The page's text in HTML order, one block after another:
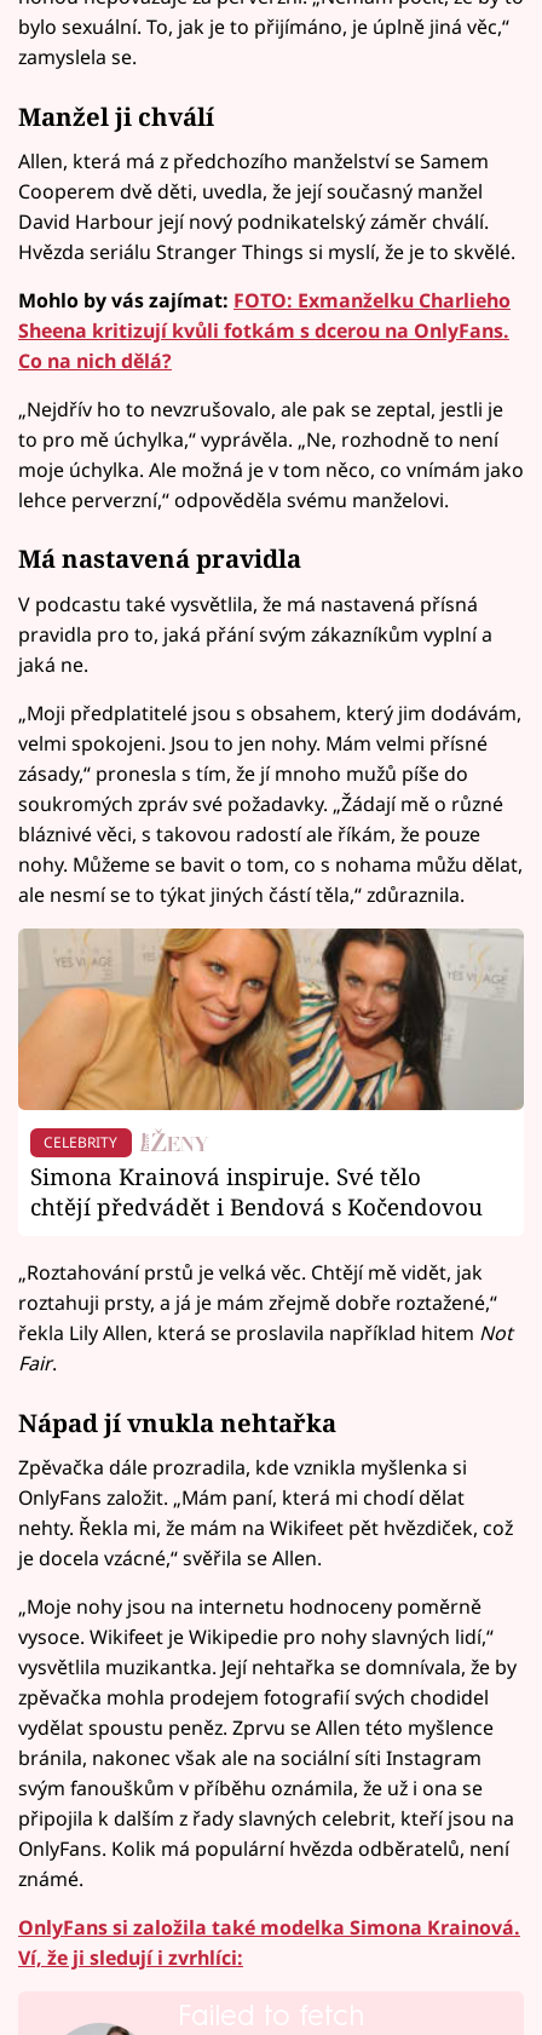
bylo sexuální. To, jak je to přijímáno, je úplně jiná věc,“
zamyslela se.
Manžel ji chválí
Allen, která má z předchozího manželství se Samem
Cooperem dvě děti, uvedla, že její současný manžel
David Harbour její nový podnikatelský záměr chválí.
Hvězda seriálu Stranger Things si myslí, že je to skvělé.
Mohlo by vás zajímat: FOTO: Exmanželku Charlieho
Sheena kritizují kvůli fotkám s dcerou na OnlyFans.
Co na nich dělá?
„Nejdřív ho to nevzrušovalo, ale pak se zeptal, jestli je
to pro mě úchylka,“ vyprávěla. „Ne, rozhodně to není
moje úchylka. Ale možná je v tom něco, co vnímám jako
lehce perverzní,“ odpověděla svému manželovi.
Má nastavená pravidla
V podcastu také vysvětlila, že má nastavená přísná
pravidla pro to, jaká přání svým zákazníkům vyplní a
jaká ne.
„Moji předplatitelé jsou s obsahem, který jim dodávám,
velmi spokojeni. Jsou to jen nohy. Mám velmi přísné
zásady,“ pronesla s tím, že jí mnoho mužů píše do
soukromých zpráv své požadavky. „Žádají mě o různé
bláznivé věci, s takovou radostí ale říkám, že pouze
nohy. Můžeme se bavit o tom, co s nohama můžu dělat,
ale nesmí se to týkat jiných částí těla,“ zdůraznila.
CELEBRITY
Simona Krainová inspiruje. Své tělo
chtějí předvádět i Bendová s Kočendovou
„Roztahování prstů je velká věc. Chtějí mě vidět, jak
roztahuji prsty, a já je mám zřejmě dobře roztažené,“
řekla Lily Allen, která se proslavila například hitem Not
Fair.
Nápad jí vnukla nehtařka
Zpěvačka dále prozradila, kde vznikla myšlenka si
OnlyFans založit. „Mám paní, která mi chodí dělat
nehty. Řekla mi, že mám na Wikifeet pět hvězdiček, což
je docela vzácné,“ svěřila se Allen.
„Moje nohy jsou na internetu hodnoceny poměrně
vysoce. Wikifeet je Wikipedie pro nohy slavných lidí,“
vysvětlila muzikantka. Její nehtařka se domnívala, že by
zpěvačka mohla prodejem fotografií svých chodidel
vydělat spoustu peněz. Zprvu se Allen této myšlence
bránila, nakonec však ale na sociální síti Instagram
svým fanouškům v příběhu oznámila, že už i ona se
připojila k dalším z řady slavných celebrit, kteří jsou na
OnlyFans. Kolik má populární hvězda odběratelů, není
známé.
OnlyFans si založila také modelka Simona Krainová.
Ví, že ji sledují i zvrhlíci:
Failed to fetch